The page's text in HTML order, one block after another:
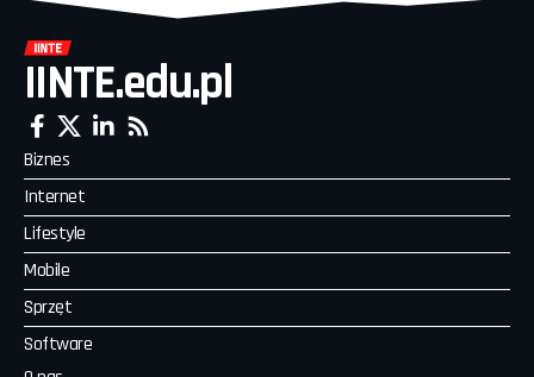
IINTE.edu.pl
Biznes
Internet
Lifestyle
Mobile
Sprzęt
Software